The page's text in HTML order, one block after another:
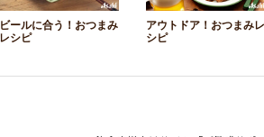
ビールに合う！おつまみ
レシピ
アウトドア！おつまみレ
シピ